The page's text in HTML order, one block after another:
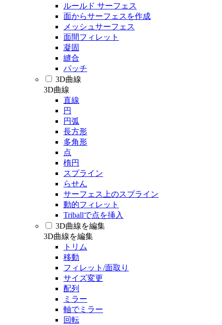
ルールド サーフェス
面からサーフェスを作成
メッシュサーフェス
面間フィレット
凝固
縫合
パッチ
3D曲線
3D曲線
直線
円
円弧
長方形
多角形
点
楕円
スプライン
らせん
サーフェス上のスプライン
動的フィレット
Triballで点を挿入
3D曲線を編集
3D曲線を編集
トリム
移動
フィレット/面取り
サイズ変更
配列
ミラー
軸でミラー
回転